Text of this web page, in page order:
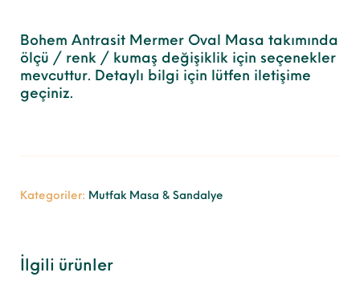
Bohem Antrasit Mermer Oval Masa takımında
ölçü / renk / kumaş değişiklik için seçenekler
mevcuttur. Detaylı bilgi için lütfen iletişime
geçiniz.
Kategoriler: Mutfak Masa & Sandalye
İlgili ürünler